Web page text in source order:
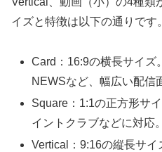
イズと特徴は以下の通りです。
Card：16:9の横長サイズ
NEWSなど、幅広い配信
Square：1:1の正方形サ
イントクラブなどに対応。
Vertical：9:16の縦長サ